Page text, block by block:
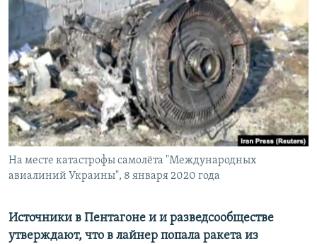
СИБИРЬ.РЕАЛИИ
РАСПИСАНИЕ ВЕЩАНИЯ
ПОДПИШИТЕСЬ НА РАССЫЛКУ
СОЦИАЛЬНЫЕ СЕТИ
На месте катастрофы самолёта "Международных
авиалиний Украины", 8 января 2020 года
Источники в Пентагоне и и разведсообществе
утверждают, что в лайнер попала ракета из